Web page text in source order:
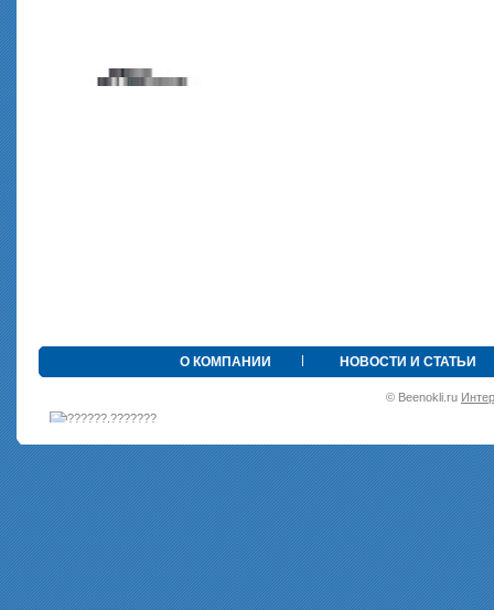
О КОМПАНИИ НОВОСТИ И СТАТЬИ
© Beenokli.ru
•